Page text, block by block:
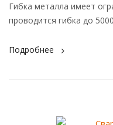
Гибка металла имеет
проводится гибка до
Подробнее